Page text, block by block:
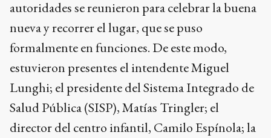
autoridades se reunieron para celebrar la buena
nueva y recorrer el lugar, que se puso
formalmente en funciones. De este modo,
estuvieron presentes el intendente Miguel
Lunghi; el presidente del Sistema Integrado de
Salud Pública (SISP), Matías Tringler; el
director del centro infantil, Camilo Espínola; la